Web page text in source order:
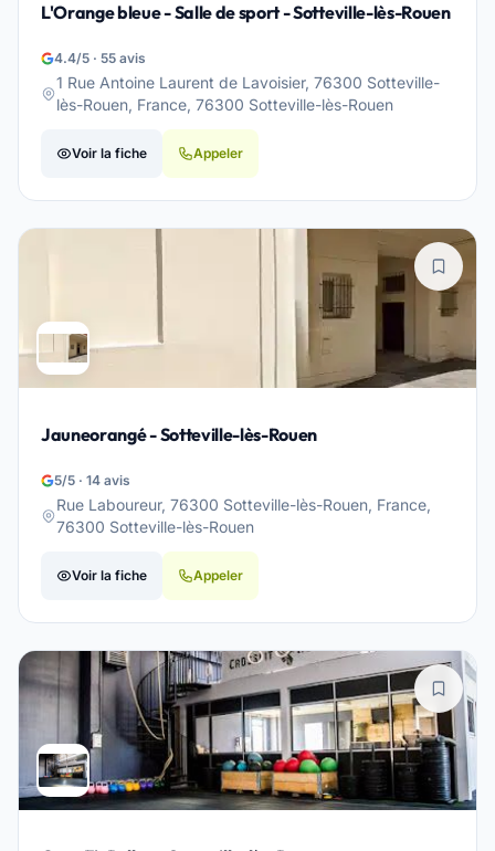
L'Orange bleue - Salle de sport - Sotteville-lès-Rouen
4.4/5 · 55 avis
1 Rue Antoine Laurent de Lavoisier, 76300 Sotteville-
lès-Rouen, France, 76300 Sotteville-lès-Rouen
Voir la fiche Appeler
Jauneorangé - Sotteville-lès-Rouen
5/5 · 14 avis
Rue Laboureur, 76300 Sotteville-lès-Rouen, France,
76300 Sotteville-lès-Rouen
Voir la fiche Appeler